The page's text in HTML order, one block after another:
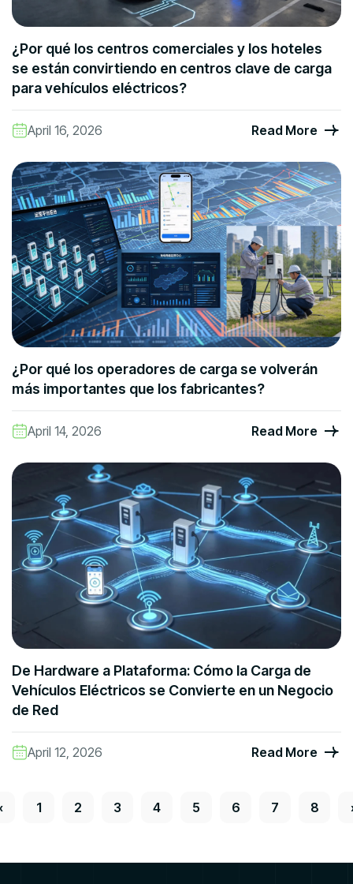
¿Por qué los centros comerciales y los hoteles
se están convirtiendo en centros clave de carga
para vehículos eléctricos?
April 16, 2026 Read More
¿Por qué los operadores de carga se volverán
más importantes que los fabricantes?
April 14, 2026 Read More
De Hardware a Plataforma: Cómo la Carga de
Vehículos Eléctricos se Convierte en un Negocio
de Red
April 12, 2026 Read More
1 2 3 4 5 6 7 8